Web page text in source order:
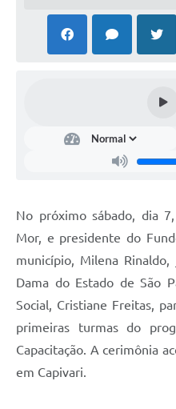
Carta de Serviços
No próximo sábado, dia
Mor, e presidente do
município, Milena
Dama do Estado de São
Social, Cristiane Freitas,
primeiras turmas do
Capacitação. A cerimônia
em Capivari.